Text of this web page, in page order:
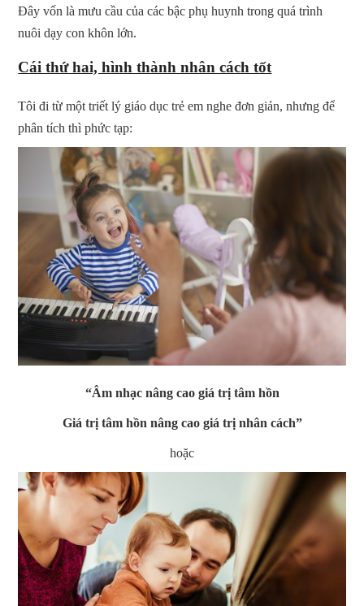
Đây vốn là mưu cầu của các bậc phụ huynh trong quá trình
nuôi dạy con khôn lớn.
Cái thứ hai, hình thành nhân cách tốt
Tôi đi từ một triết lý giáo dục trẻ em nghe đơn giản, nhưng để
phân tích thì phức tạp:
“Âm nhạc nâng cao giá trị tâm hồn
Giá trị tâm hồn nâng cao giá trị nhân cách”
hoặc